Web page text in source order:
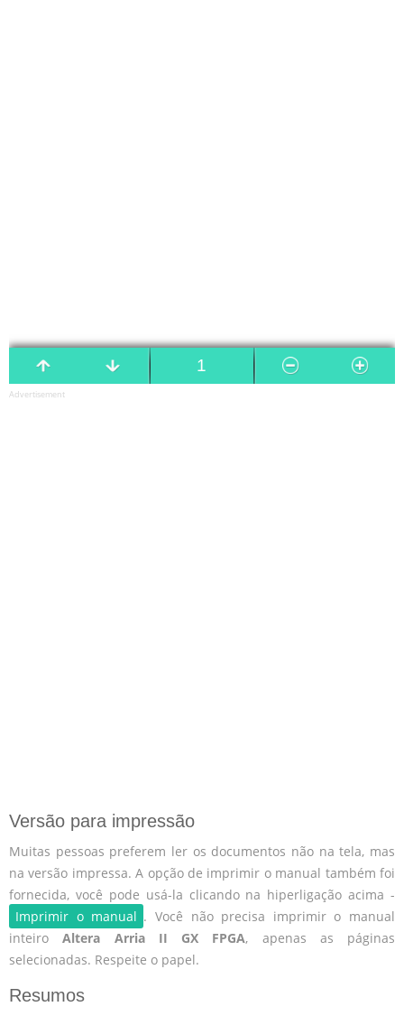
Advertisement
Versão para impressão
Muitas pessoas preferem ler os documentos não na tela, mas
na versão impressa. A opção de imprimir o manual também foi
fornecida, você pode usá-la clicando na hiperligação acima -
Imprimir o manual . Você não precisa imprimir o manual
inteiroAltera Arria II GX FPGA, apenas as páginas
selecionadas. Respeite o papel.
Resumos